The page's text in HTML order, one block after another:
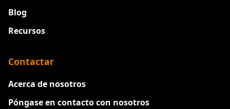
Blog
Recursos
Contactar
Acerca de nosotros
Póngase en contacto con nosotros